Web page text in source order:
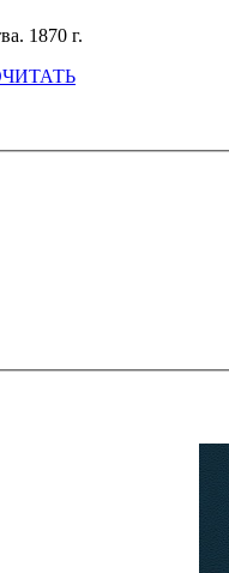
1870 г.